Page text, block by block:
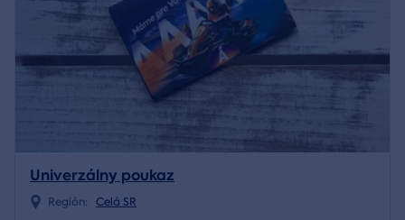
Univerzálny poukaz
Región: Celá SR